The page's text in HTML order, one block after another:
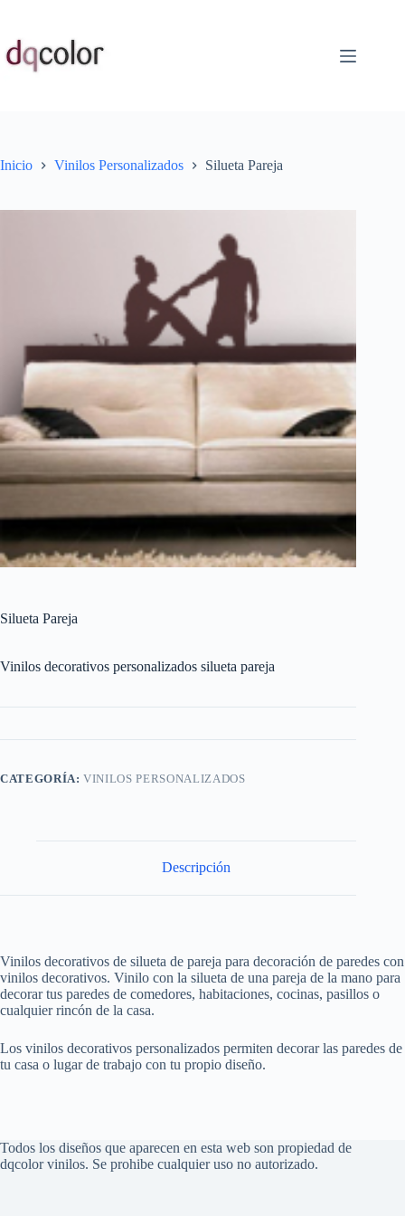
contenido
Inicio Vinilos Personalizados Silueta Pareja
Silueta Pareja
Vinilos decorativos personalizados silueta pareja
CATEGORÍA:VINILOS PERSONALIZADOS
Descripción
Vinilos decorativos de silueta de pareja para decoración de paredes con
vinilos decorativos. Vinilo con la silueta de una pareja de la mano para
decorar tus paredes de comedores, habitaciones, cocinas, pasillos o
cualquier rincón de la casa.
Los vinilos decorativos personalizados permiten decorar las paredes de
tu casa o lugar de trabajo con tu propio diseño.
Todos los diseños que aparecen en esta web son propiedad de
dqcolor vinilos. Se prohibe cualquier uso no autorizado.